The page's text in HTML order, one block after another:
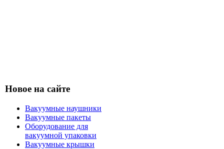
Новое на сайте
Вакуумные наушники
Вакуумные пакеты
Оборудование для
вакуумной упаковки
Вакуумные крышки